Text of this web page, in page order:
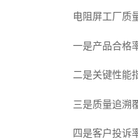
电阻屏工厂质
一是产品合格
二是关键性能
三是质量追溯
四是客户投诉